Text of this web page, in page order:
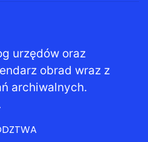
urzędów oraz
obrad wraz z
archiwalnych.